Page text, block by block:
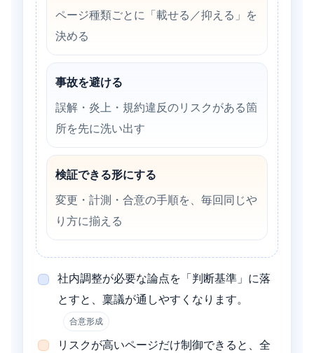
ページ種類ごとに「載せる／抑える」を
決める
事故を避ける
誤解・炎上・規約違反のリスクがある箇
所を先に洗い出す
検証できる形にする
変更・計測・合意の手順を、毎回同じや
り方に揃える
社内調整が必要な論点を「判断基準」に落
とすと、稟議が通しやすくなります。
合意形成
リスクが高いページだけ制御できると、全